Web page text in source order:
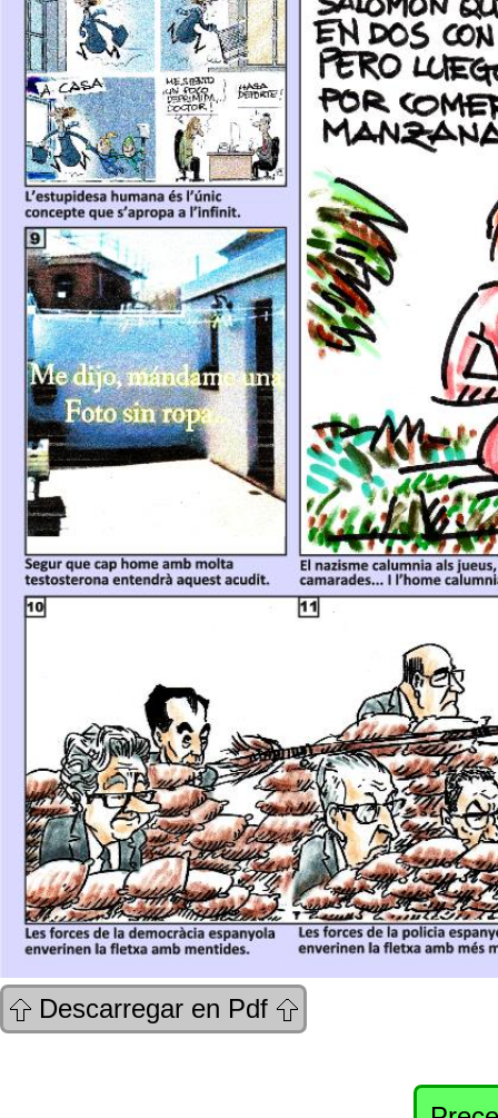
Descarregar en Pdf